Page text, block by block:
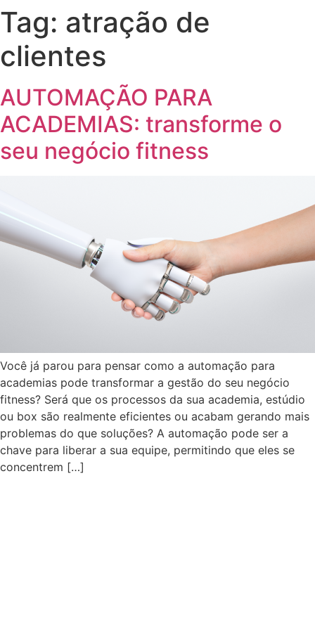
Tag: atração de
clientes
AUTOMAÇÃO PARA
ACADEMIAS: transforme o
seu negócio fitness
Você já parou para pensar como a automação para
academias pode transformar a gestão do seu negócio
fitness? Será que os processos da sua academia, estúdio
ou box são realmente eficientes ou acabam gerando mais
problemas do que soluções? A automação pode ser a
chave para liberar a sua equipe, permitindo que eles se
concentrem […]